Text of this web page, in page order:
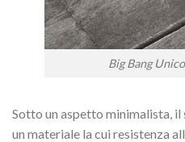
Big Bang
Sotto un aspetto minimalista,
un materiale la cui resistenza